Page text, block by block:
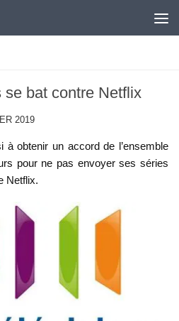
bat contre Netflix
2019
à obtenir un accord de l’ensemble
pour ne pas envoyer ses séries
Netflix.